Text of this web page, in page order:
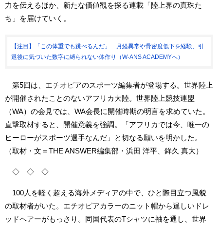
力を伝えるほか、新たな価値観を探る連載「陸上界の真珠た
ち」を届けていく。
【注目】「この体重でも跳べるんだ」 月経異常や骨密度低下を経験、引
退後に気づいた数字に縛られない体作り（W-ANS ACADEMYへ）
第5回は、エチオピアのスポーツ編集者が登場する。世界陸上
が開催されたことのないアフリカ大陸。世界陸上競技連盟
（WA）の会見では、WA会長に開催時期の明言を求めていた。
直撃取材すると、開催意義を強調。「アフリカでは今、唯一の
ヒーローがスポーツ選手なんだ」と切なる願いを明かした。
（取材・文＝THE ANSWER編集部・浜田 洋平、鉾久 真大）
◇ ◇ ◇
100人を軽く超える海外メディアの中で、ひと際目立つ風貌
の取材者がいた。エチオピアカラーのニット帽から逞しいドレ
ッドヘアーがもっさり。同国代表のTシャツに袖を通し、世界